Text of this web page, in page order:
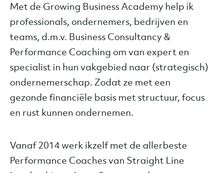
Met de Growing Business Academy help ik
professionals, ondernemers, bedrijven en
teams, d.m.v. Business Consultancy &
Performance Coaching om van expert en
specialist in hun vakgebied naar (strategisch)
ondernemerschap. Zodat ze met een
gezonde financiële basis met structuur, focus
en rust kunnen ondernemen.
Vanaf 2014 werk ikzelf met de allerbeste
Performance Coaches van Straight Line